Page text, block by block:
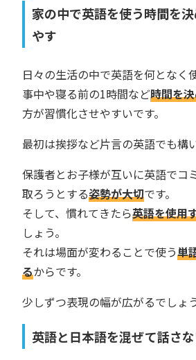
家の中で英語を使う時間を
やす
日々の生活の中で英語を何となく
事中や寝る前の1時間など時間を
方が習慣化させやすいです。
最初は挨拶など片言の英語でも構
保護者とお子様が互いに英語でコ
取ろうとする姿勢が大切です。
そして、慣れてきたら英語を使用
しょう。
それは場面が変わることで使う単
るからです。
少しずつ表現の幅が広がるでしょう
英語と日本語を混ぜて話さ